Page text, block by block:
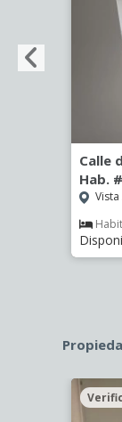
Calle
Hab.